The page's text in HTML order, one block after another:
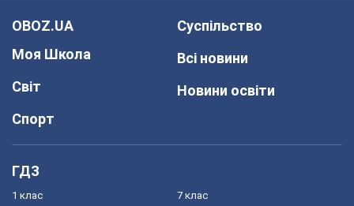
OBOZ.UA
Моя Школа
Світ
Спорт
Суспільство
Всі новини
Новини освіти
ГДЗ
1 клас 7 клас